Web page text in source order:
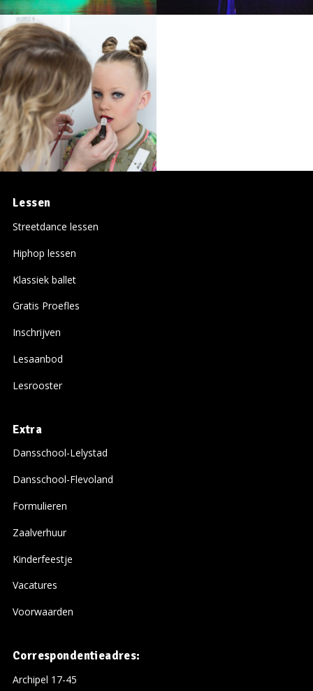
Lessen
Streetdance lessen
Hiphop lessen
Klassiek ballet
Gratis Proefles
Inschrijven
Lesaanbod
Lesrooster
Extra
Dansschool-Lelystad
Dansschool-Flevoland
Formulieren
Zaalverhuur
Kinderfeestje
Vacatures
Voorwaarden
Correspondentieadres:
Archipel 17-45